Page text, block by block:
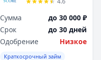
Тула
Тюмень
Ульяновск
Уфа
Тула
Тюмень
Ульяновск
Уфа
Сумма
до 30 000 ₽
Срок
до 30 дней
Одобрение
Низкое
Краткосрочный займ